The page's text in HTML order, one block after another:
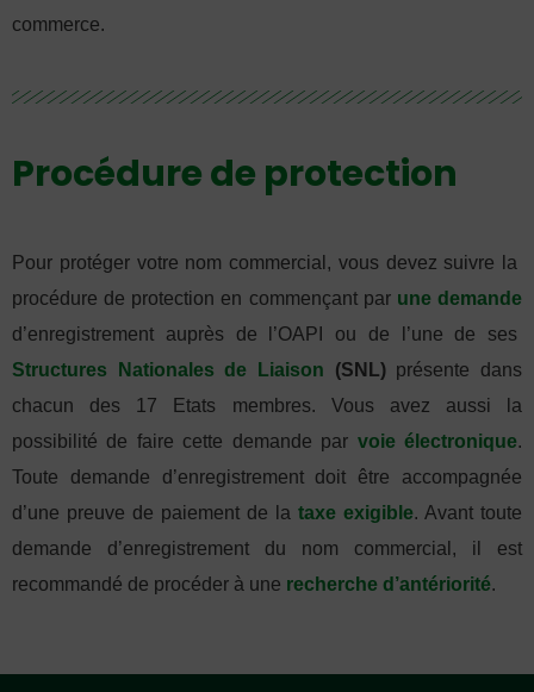
commerce.
Procédure de protection
Pour protéger votre nom commercial, vous devez suivre la
procédure de protection en commençant par une demande
d’enregistrement auprès de l’OAPI ou de l’une de ses
Structures Nationales de Liaison (SNL) présente dans
chacun des 17 Etats membres. Vous avez aussi la
possibilité de faire cette demande par voie électronique.
Toute demande d’enregistrement doit être accompagnée
d’une preuve de paiement de la taxe exigible. Avant toute
demande d’enregistrement du nom commercial, il est
recommandé de procéder à une recherche d’antériorité.